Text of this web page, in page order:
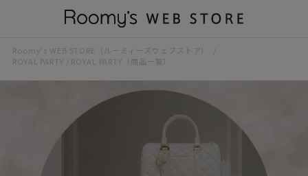
Roomy’s WEB STORE（ルーミィーズウェブストア）
ROYAL PARTY
/ ROYAL PARTY（商品一覧）